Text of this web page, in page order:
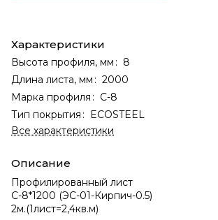
Характеристики
Высота профиля, мм : 8
Длина листа, мм : 2000
Марка профиля : С-8
Тип покрытия : ECOSTEEL
Все характеристики
Описание
Профилированный лист
С-8*1200 (ЭС-01-Кирпич-0.5)
2м.(1лист=2,4кв.м)